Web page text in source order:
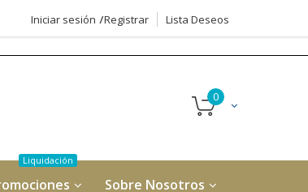
Iniciar sesión Registrar
Lista Deseos
Sobre Nosotros